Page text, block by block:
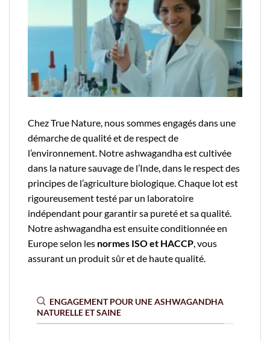
Chez True Nature, nous sommes engagés dans une
démarche de qualité et de respect de
l’environnement. Notre ashwagandha est cultivée
dans la nature sauvage de l’Inde, dans le respect des
principes de l’agriculture biologique. Chaque lot est
rigoureusement testé par un laboratoire
indépendant pour garantir sa pureté et sa qualité.
Notre ashwagandha est ensuite conditionnée en
Europe selon les normes ISO et HACCP , vous
assurant un produit sûr et de haute qualité.
ENGAGEMENT POUR UNE ASHWAGANDHA
NATURELLE ET SAINE